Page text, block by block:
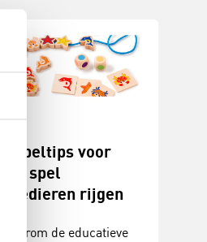
8 speltips voor
het spel
Zeedieren rijgen
Waarom de educatieve